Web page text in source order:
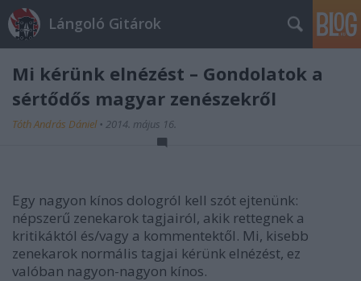
Lángoló Gitárok
Mi kérünk elnézést – Gondolatok a
sértődős magyar zenészekről
Tóth András Dániel • 2014. május 16.
Egy nagyon kínos dologról kell szót ejtenünk:
népszerű zenekarok tagjairól, akik rettegnek a
kritikáktól és/vagy a kommentektől. Mi, kisebb
zenekarok normális tagjai kérünk elnézést, ez
valóban nagyon-nagyon kínos.